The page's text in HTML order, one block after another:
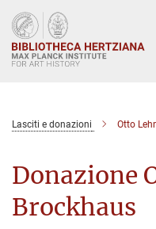
Main-
Content
Lasciti e donazioni Otto
Donazione
Brockhaus